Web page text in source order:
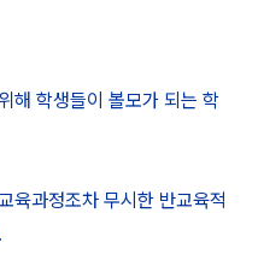
해 학생들이 볼모가 되는 학
육과정조차 무시한 반교육적